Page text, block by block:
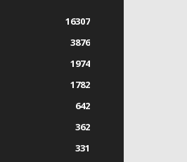
16307
3876
1974
1782
642
362
331